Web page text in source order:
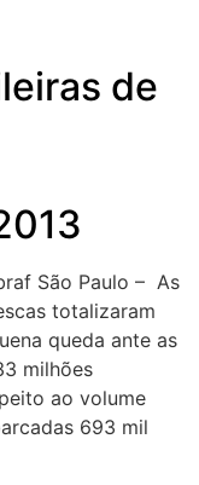
de
São Paulo – As
totalizaram
queda ante as
milhões
ao volume
693 mil